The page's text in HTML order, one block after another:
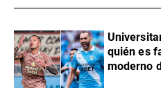
quién es
moderno